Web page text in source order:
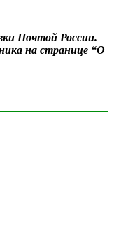
Почтой России.
на странице “О